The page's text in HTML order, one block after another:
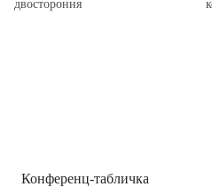
Конференц-табличка